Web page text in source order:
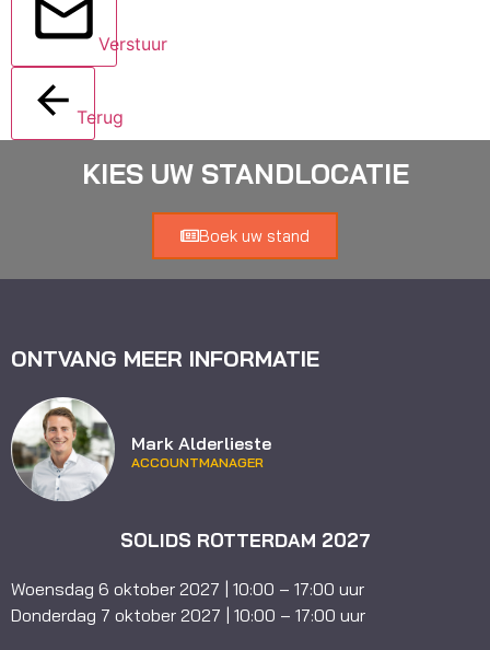
Verstuur
Terug
KIES UW STANDLOCATIE
Boek uw stand
ONTVANG MEER INFORMATIE
Mark Alderlieste
ACCOUNTMANAGER
SOLIDS ROTTERDAM 2027
Woensdag 6 oktober 2027 | 10:00 – 17:00 uur
Donderdag 7 oktober 2027 | 10:00 – 17:00 uur